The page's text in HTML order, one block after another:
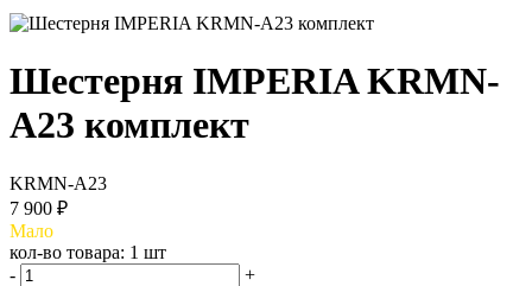
Шестерня IMPERIA KRMN-
A23 комплект
KRMN-A23
7 900 ₽
Мало
кол-во товара: 1 шт
-
+